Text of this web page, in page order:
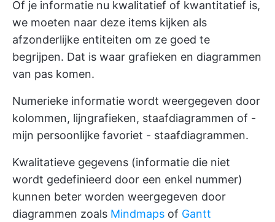
Of je informatie nu kwalitatief of kwantitatief is,
we moeten naar deze items kijken als
afzonderlijke entiteiten om ze goed te
begrijpen. Dat is waar grafieken en diagrammen
van pas komen.
Numerieke informatie wordt weergegeven door
kolommen, lijngrafieken, staafdiagrammen of -
mijn persoonlijke favoriet - staafdiagrammen.
Kwalitatieve gegevens (informatie die niet
wordt gedefinieerd door een enkel nummer)
kunnen beter worden weergegeven door
diagrammen zoals Mindmaps of Gantt